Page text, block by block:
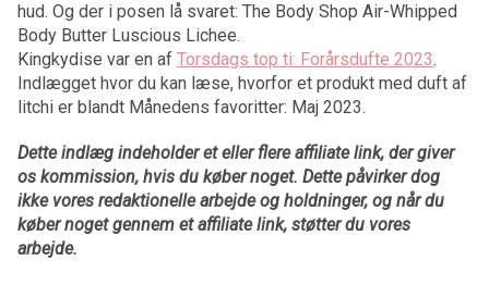
hud. Og der i posen lå svaret: The Body Shop Air-Whipped
Body Butter Luscious Lichee.
Kingkydise var en af Torsdags top ti: Forårsdufte 2023.
Indlægget hvor du kan læse, hvorfor et produkt med duft af
litchi er blandt Månedens favoritter: Maj 2023.
Dette indlæg indeholder et eller flere affiliate link, der giver
os kommission, hvis du køber noget. Dette påvirker dog
ikke vores redaktionelle arbejde og holdninger, og når du
køber noget gennem et affiliate link, støtter du vores
arbejde.